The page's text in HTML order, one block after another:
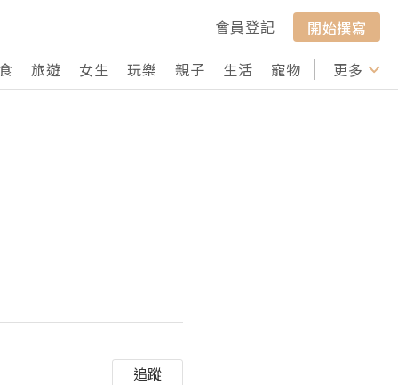
會員登記
開始撰寫
旅遊 女生 玩樂 親子 生活 寵物 行山 打卡
更多
追蹤